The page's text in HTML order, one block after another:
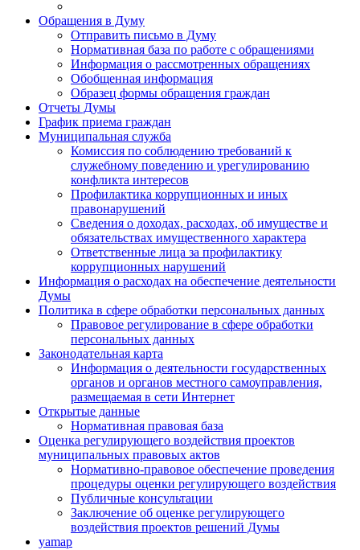
Обращения в Думу
Отправить письмо в Думу
Нормативная база по работе с обращениями
Информация о рассмотренных обращениях
Обобщенная информация
Образец формы обращения граждан
Отчеты Думы
График приема граждан
Муниципальная служба
Комиссия по соблюдению требований к
служебному поведению и урегулированию
конфликта интересов
Профилактика коррупционных и иных
правонарушений
Сведения о доходах, расходах, об имуществе и
обязательствах имущественного характера
Ответственные лица за профилактику
коррупционных нарушений
Информация о расходах на обеспечение деятельности
Думы
Политика в сфере обработки персональных данных
Правовое регулирование в сфере обработки
персональных данных
Законодательная карта
Информация о деятельности государственных
органов и органов местного самоуправления,
размещаемая в сети Интернет
Открытые данные
Нормативная правовая база
Оценка регулирующего воздействия проектов
муниципальных правовых актов
Нормативно-правовое обеспечение проведения
процедуры оценки регулирующего воздействия
Публичные консультации
Заключение об оценке регулирующего
воздействия проектов решений Думы
yamap